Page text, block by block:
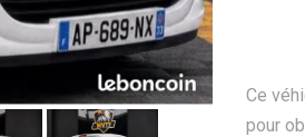
Ce
pour